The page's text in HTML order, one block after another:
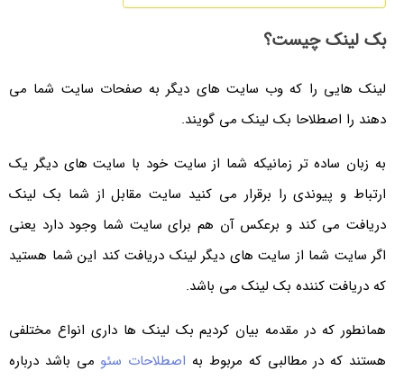
بک لینک چیست؟
لینک هایی را که وب سایت های دیگر به صفحات سایت شما می
دهند را اصطلاحا بک لینک می گویند.
به زبان ساده تر زمانیکه شما از سایت خود با سایت های دیگر یک
ارتباط و پیوندی را برقرار می کنید سایت مقابل از شما بک لینک
دریافت می کند و برعکس آن هم برای سایت شما وجود دارد یعنی
اگر سایت شما از سایت های دیگر لینک دریافت کند این شما هستید
که دریافت کننده بک لینک می باشد.
همانطور که در مقدمه بیان کردیم بک لینک ها داری انواع مختلفی
هستند که در مطالبی که مربوط به اصطلاحات سئومی باشد درباره